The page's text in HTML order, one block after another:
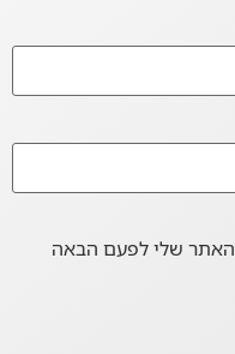
שלי לפעם הבאה